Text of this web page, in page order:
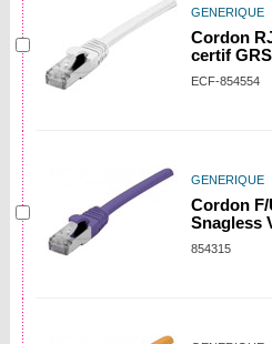
GENERIQUE
Cordon
certif
ECF-854554
GENERIQUE
Cordon F/
Snagless
854315